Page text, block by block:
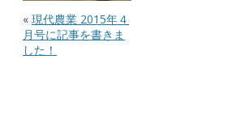
« 現代農業 2015年４
月号に記事を書きま
した！